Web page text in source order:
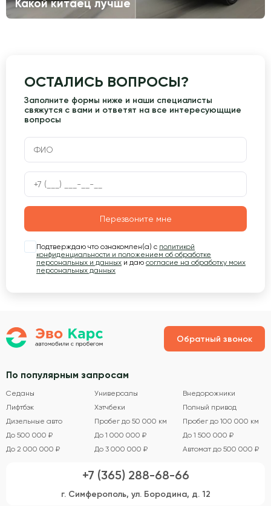
Какой китаец лучше
ОСТАЛИСЬ ВОПРОСЫ?
Заполните формы ниже и наши специалисты
свяжутся с вами и ответят на все интересующщие
вопросы
Перезвоните мне
Подтверждаю что ознакомлен(а) с политикой
конфиденциальности и положением об обработке
персональных и данных и даю согласие на обработку моих
персональных данных
Обратный звонок
По популярным запросам
Седаны Универсалы
Внедорожники
Лифтбэк
Хэтчбеки
Полный привод
Дизельные авто
Пробег до 50 000 км
Пробег до 100 000 км
До 500 000 ₽
До 1 000 000 ₽
До 1 500 000 ₽
До 2 000 000 ₽
До 3 000 000 ₽ Автомат до 500 000 ₽
+7 (365) 288-68-66
г. Симферополь, ул. Бородина, д. 12